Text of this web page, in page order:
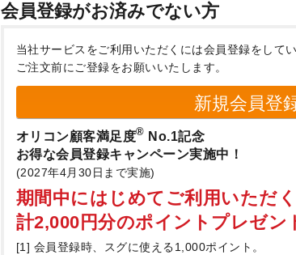
会員登録がお済みでない方
当社サービスをご利用いただくには会員登録をして
ご注文前にご登録をお願いいたします。
新規会員登
オリコン顧客満足度® No.1記念
お得な会員登録キャンペーン実施中！
(2027年4月30日まで実施)
期間中にはじめてご利用いただ
計2,000円分のポイントプレゼン
[1] 会員登録時、スグに使える1,000ポイント。